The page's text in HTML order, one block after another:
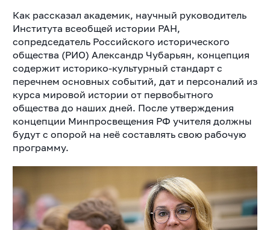
Как рассказал академик, научный руководитель
Института всеобщей истории РАН,
сопредседатель Российского исторического
общества (РИО) Александр Чубарьян, концепция
содержит историко-культурный стандарт с
перечнем основных событий, дат и персоналий из
курса мировой истории от первобытного
общества до наших дней. После утверждения
концепции Минпросвещения РФ учителя должны
будут с опорой на неё составлять свою рабочую
программу.